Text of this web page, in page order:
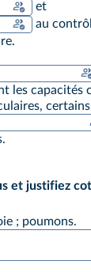
et
au
les capacités
et justifiez
; poumons.